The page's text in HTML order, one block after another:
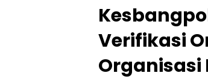
Verifikasi
Organisasi